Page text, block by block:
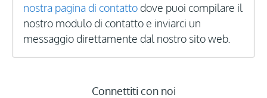
nostra pagina di contattodove puoi compilare il
nostro modulo di contatto e inviarci un
messaggio direttamente dal nostro sito web.
Connettiti con noi